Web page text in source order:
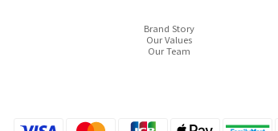
Brand Story
Our Values
Our Team